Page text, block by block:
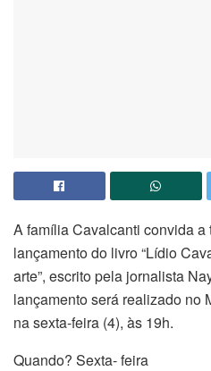
A família Cavalcanti convida
lançamento do livro “Lídio
arte”, escrito pela jornalista
lançamento será realizado no
na sexta-feira (4), às 19h.
Quando? Sexta- feira